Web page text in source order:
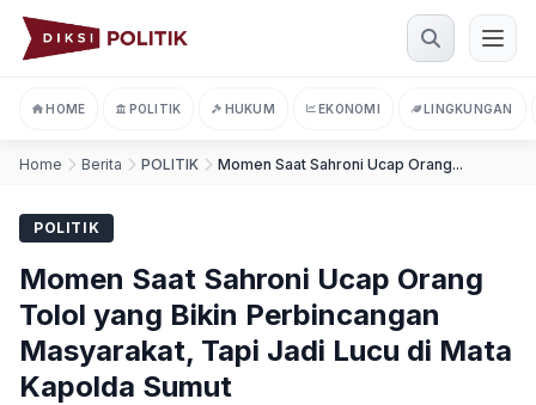
HOME POLITIK HUKUM EKONOMI LINGKUNGAN
Home Berita POLITIK Momen Saat Sahroni Ucap Orang...
POLITIK
Momen Saat Sahroni Ucap Orang
Tolol yang Bikin Perbincangan
Masyarakat, Tapi Jadi Lucu di Mata
Kapolda Sumut